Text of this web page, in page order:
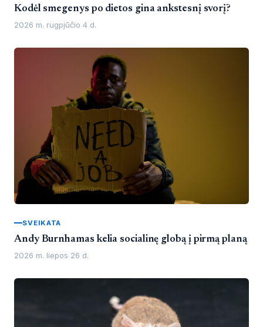
Kodėl smegenys po dietos gina ankstesnį svorį?
2026 m. rugpjūčio 4 d.
SVEIKATA
Andy Burnhamas kelia socialinę globą į pirmą planą
2026 m. liepos 26 d.